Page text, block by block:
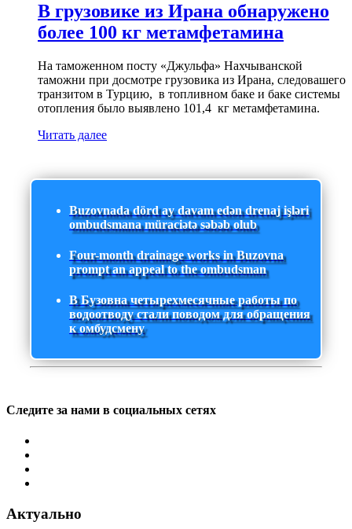
В грузовике из Ирана обнаружено
более 100 кг метамфетамина
На таможенном посту «Джульфа» Нахчыванской
таможни при досмотре грузовика из Ирана, следовашего
транзитом в Турцию, в топливном баке и баке системы
отопления было выявлено 101,4 кг метамфетамина.
Читать далее
Buzovnada dörd ay davam edən drenaj işləri
ombudsmana müraciətə səbəb olub
Four-month drainage works in Buzovna
prompt an appeal to the ombudsman
В Бузовна четырехмесячные работы по
водоотводу стали поводом для обращения
к омбудсмену
Следите за нами в социальных сетях
Актуально